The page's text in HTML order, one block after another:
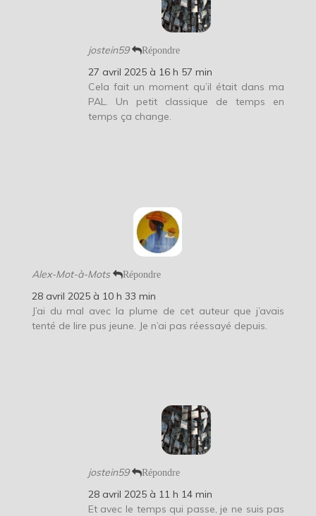
jostein59 Répondre
27 avril 2025 à 16 h 57 min
Cela fait un moment qu’il était dans ma
PAL. Un petit classique de temps en
temps ça change.
Alex-Mot-à-Mots Répondre
28 avril 2025 à 10 h 33 min
J’ai du mal avec la plume de cet auteur que j’avais
tenté de lire pus jeune. Je n’ai pas réessayé depuis.
jostein59 Répondre
28 avril 2025 à 11 h 14 min
Et avec le temps qui passe, je ne suis pas